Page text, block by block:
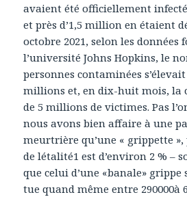
avaient été officiellement
et près d’1,5 million en étaient
octobre 2021, selon les données
l’université Johns Hopkins, le
personnes contaminées
millions et, en dix-huit mois, la
de 5 millions de victimes. Pas
nous avons bien affaire à une
meurtrière qu’une « grippette
de létalité1 est d’environ 2 % –
que celui d’une «banale»
tue quand même entre 290000à